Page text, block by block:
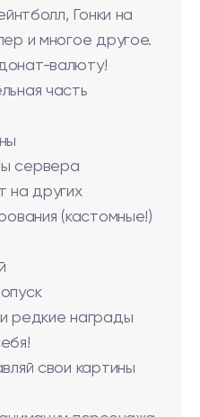
Гонки на
и многое другое.
валюту!
часть
сервера
на других
(кастомные!)
редкие награды
свои картины